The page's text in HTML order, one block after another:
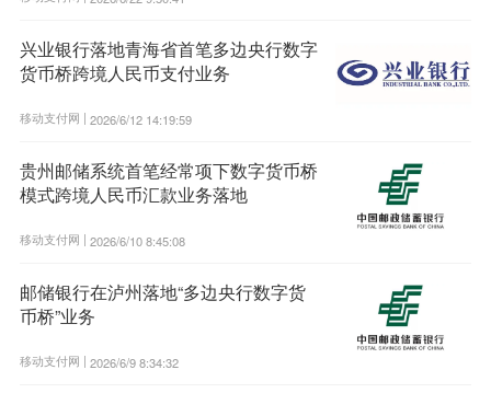
兴业银行落地青海省首笔多边央行数字
货币桥跨境人民币支付业务
移动支付网 | 2026/6/12 14:19:59
贵州邮储系统首笔经常项下数字货币桥
模式跨境人民币汇款业务落地
移动支付网 | 2026/6/10 8:45:08
邮储银行在泸州落地“多边央行数字货
币桥”业务
移动支付网 | 2026/6/9 8:34:32